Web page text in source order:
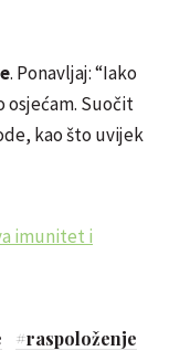
. Ponavljaj: “Iako
osjećam. Suočit
kao što uvijek
imunitet i
#raspoloženje